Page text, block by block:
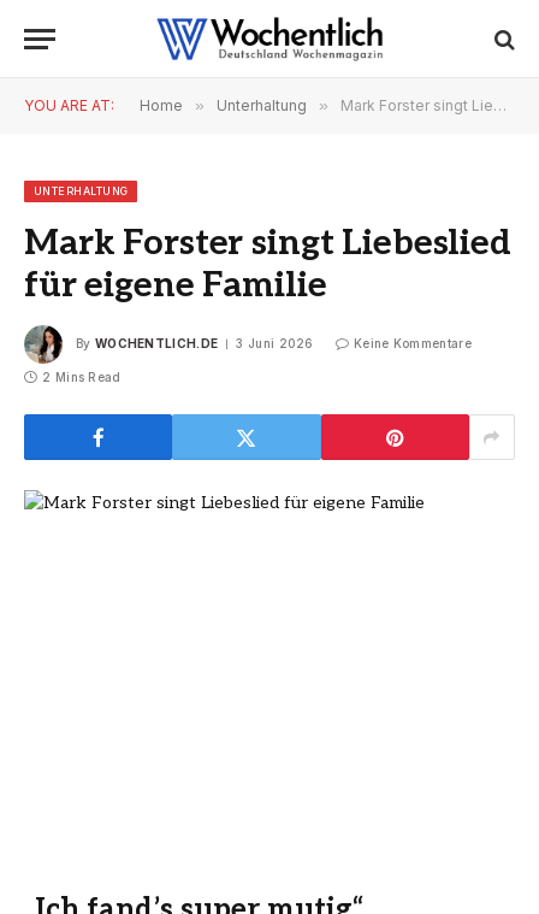
YOU ARE AT: Home » Unterhaltung » Mark Forster singt Liebeslied für eigene Familie
UNTERHALTUNG
Mark Forster singt Liebeslied
für eigene Familie
By WOCHENTLICH.DE 3 Juni 2026 Keine Kommentare
2 Mins Read